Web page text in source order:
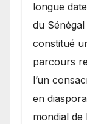
longue
du
constitué
parcours
l’un
en
mondial de